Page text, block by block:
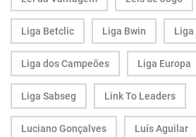
Liga Betclic Liga Bwin Liga
Liga dos Campeões Liga Europa
Liga Sabseg Link To Leaders
Luciano Gonçalves Luís Aguilar